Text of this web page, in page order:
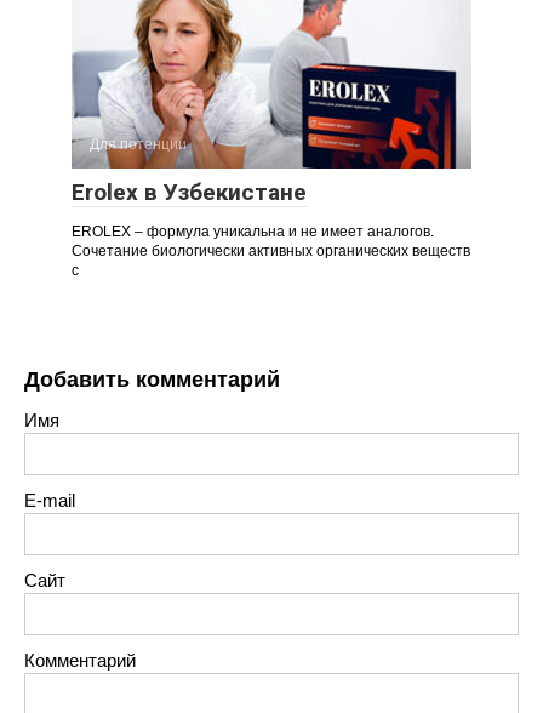
Для потенции
Erolex в Узбекистане
EROLEX – формула уникальна и не имеет аналогов.
Сочетание биологически активных органических веществ
с
Добавить комментарий
Имя
E-mail
Сайт
Комментарий